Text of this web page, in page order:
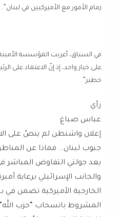
زمام الأمور مع الأميركيين في لبنان”.
في السياق، أعربت المؤسسة
على خيار واحد، إذ إنّ الاعتماد على
خطير”.
رأي
عباس صباغ
إعلان واشنطن لم ينصّ على
جنوب لبنان… فماذا عن
بعد جولتي التفاوض المباشر
والجانب الإسرائيلي برعاية
الخارجية الأميركية تضمن في
المشروط بانسحاب “حزب